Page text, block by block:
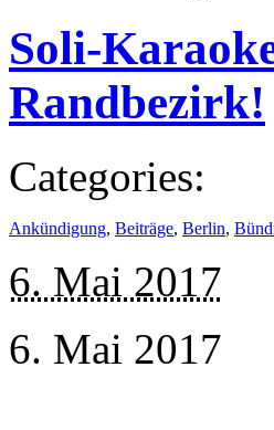
Soli-
Randbezirk!
Categories:
Ankündigung, Beiträge, Berlin,
6. Mai 2017
6. Mai 2017